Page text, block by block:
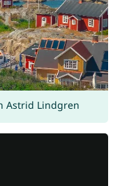
Astrid Lindgren